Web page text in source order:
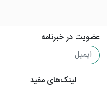
عضویت در خبرنامه
لینک‌های مفید